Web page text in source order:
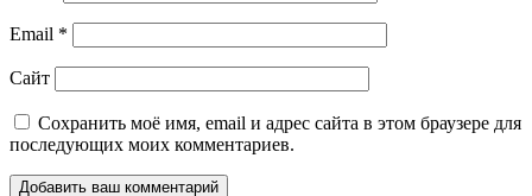
Email *
Сайт
Сохранить моё имя, email и адрес сайта в этом браузере для
последующих моих комментариев.